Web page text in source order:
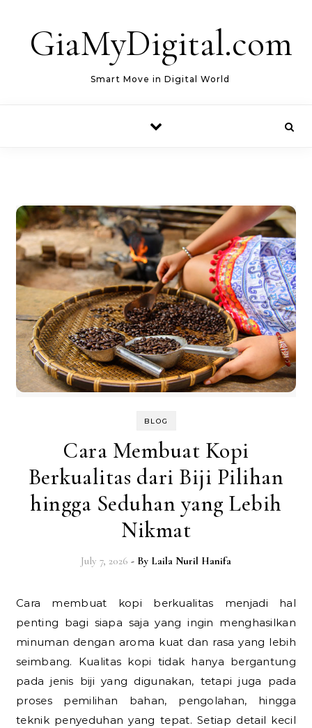
GiaMyDigital.com
Smart Move in Digital World
BLOG
Cara Membuat Kopi
Berkualitas dari Biji Pilihan
hingga Seduhan yang Lebih
Nikmat
July 7, 2026 - By Laila Nuril Hanifa
Cara membuat kopi berkualitas menjadi hal
penting bagi siapa saja yang ingin menghasilkan
minuman dengan aroma kuat dan rasa yang lebih
seimbang. Kualitas kopi tidak hanya bergantung
pada jenis biji yang digunakan, tetapi juga pada
proses pemilihan bahan, pengolahan, hingga
teknik penyeduhan yang tepat. Setiap detail kecil